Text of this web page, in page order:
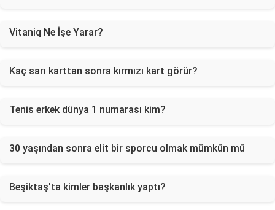
Vitaniq Ne İşe Yarar?
Kaç sarı karttan sonra kırmızı kart görür?
Tenis erkek dünya 1 numarası kim?
30 yaşından sonra elit bir sporcu olmak mümkün mü
Beşiktaş'ta kimler başkanlık yaptı?